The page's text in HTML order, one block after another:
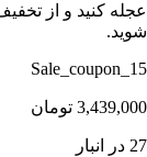
شوید.
Sale_coupon_15
3,439,000 تومان
27 در انبار